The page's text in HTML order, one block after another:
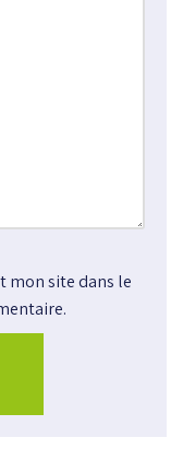
mon site dans le